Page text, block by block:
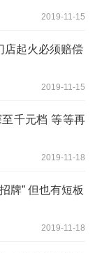
2019-11-15
店起火必须赔偿
2019-11-15
千元档 等等再
2019-11-18
牌” 但也有短板
2019-11-18